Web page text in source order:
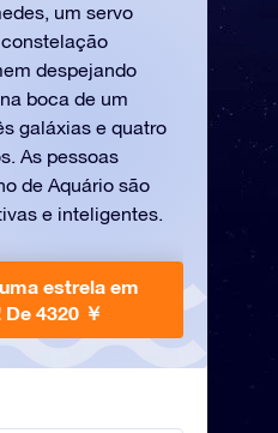
um servo
despejando
boca de um
galáxias e quatro
As pessoas
de Aquário são
e inteligentes.
estrela em
De 4320 ￥